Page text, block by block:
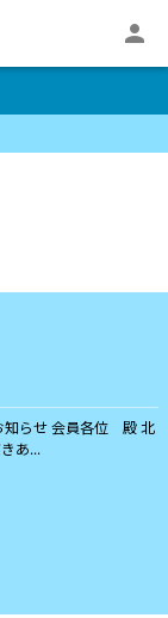

知らせ 会員各位 殿 北
あ...